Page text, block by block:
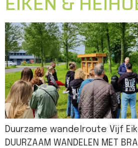
Duurzame wandelroute Vijf
DUURZAAM WANDELEN MET